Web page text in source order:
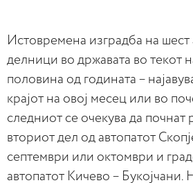
Истовремена изградба на шест
делници во државата во текот
половина од годината –
крајот на овој месец или во
следниот се очекува да почнат
вториот дел од автопатот
септември или октомври и
автопатот Кичево – Букојчани.